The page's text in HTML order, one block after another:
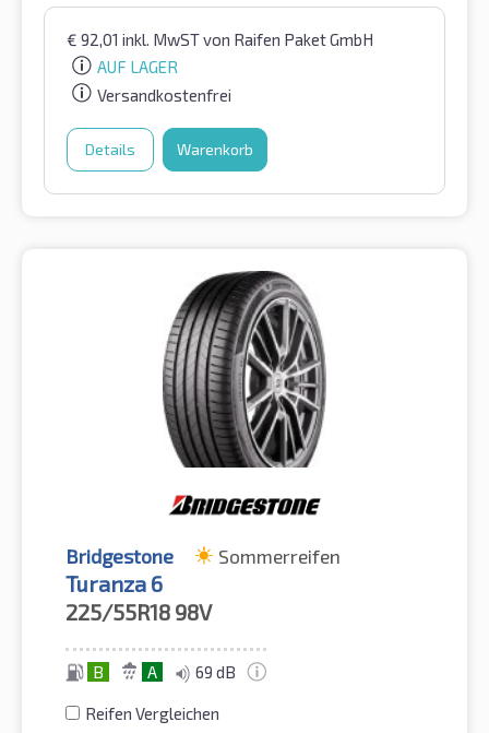
€ 92,01 inkl. MwSTvon Raifen Paket GmbH
AUF LAGER
Versandkostenfrei
Details Warenkorb
Bridgestone Sommerreifen
Turanza 6
225/55R18 98V
B A 69 dB
Reifen Vergleichen